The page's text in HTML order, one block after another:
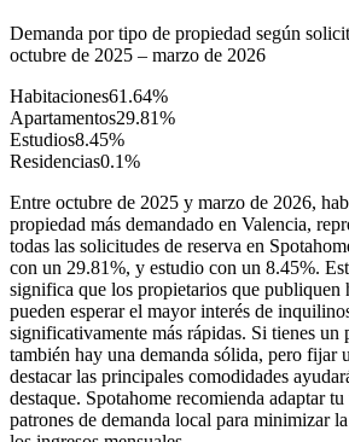
Demanda por tipo de propiedad según
octubre de 2025 – marzo de 2026
Habitaciones61.64%
Apartamentos29.81%
Estudios8.45%
Residencias0.1%
Entre octubre de 2025 y marzo de 2026,
propiedad más demandado en Valencia,
todas las solicitudes de reserva en
con un 29.81%, y estudio con un 8.45%.
significa que los propietarios que publiquen
pueden esperar el mayor interés de
significativamente más rápidas. Si tienes un
también hay una demanda sólida, pero fijar
destacar las principales comodidades
destaque. Spotahome recomienda adaptar
patrones de demanda local para minimizar